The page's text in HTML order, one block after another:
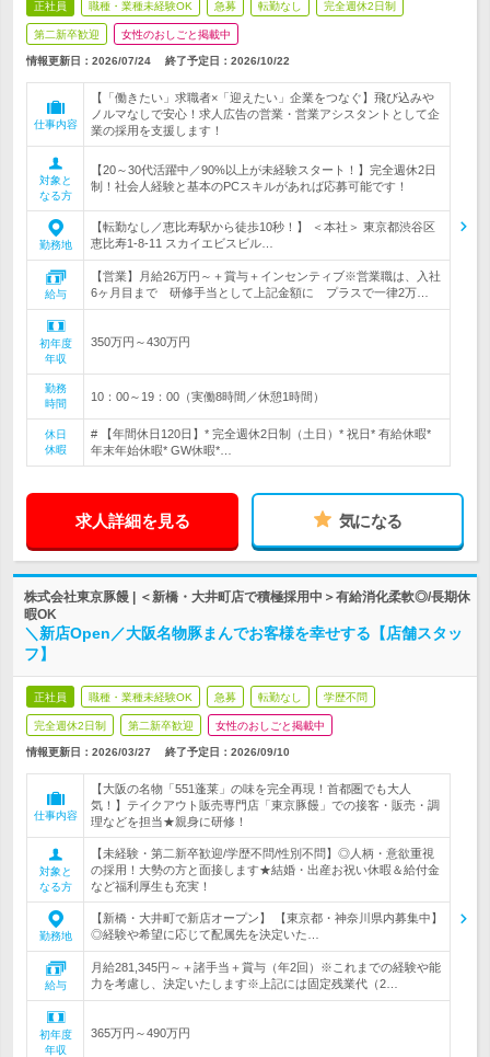
正社員 職種・業種未経験OK 急募 転勤なし 完全週休2日制
第二新卒歓迎 女性のおしごと掲載中
情報更新日：2026/07/24 終了予定日： 2026/10/22
仕事内容
【「働きたい」求職者×「迎えたい」企業をつなぐ】飛び込みや
ノルマなしで安心！求人広告の営業・営業アシスタントとして企
業の採用を支援します！
対象と
なる方
【20～30代活躍中／90%以上が未経験スタート！】完全週休2日
制！社会人経験と基本のPCスキルがあれば応募可能です！
勤務地
【転勤なし／恵比寿駅から徒歩10秒！】 ＜本社＞ 東京都渋谷区
恵比寿1-8-11 スカイエビスビル…
給与
【営業】月給26万円～＋賞与＋インセンティブ※営業職は、入社
6ヶ月目まで 研修手当として上記金額に プラスで一律2万…
初年度
年収
350万円～430万円
勤務
時間
10：00～19：00（実働8時間／休憩1時間）
休日
休暇
# 【年間休日120日】* 完全週休2日制（土日）* 祝日* 有給休暇*
年末年始休暇* GW休暇*…
求人詳細を見る 気になる
株式会社東京豚饅 | ＜新橋・大井町店で積極採用中＞有給消化柔軟◎/長期休
暇OK
＼新店Open／大阪名物豚まんでお客様を幸せする【店舗スタッ
フ】
正社員 職種・業種未経験OK 急募 転勤なし 学歴不問
完全週休2日制 第二新卒歓迎 女性のおしごと掲載中
情報更新日：2026/03/27 終了予定日： 2026/09/10
仕事内容
【大阪の名物「551蓬莱」の味を完全再現！首都圏でも大人
気！】テイクアウト販売専門店「東京豚饅」での接客・販売・調
理などを担当★親身に研修！
対象と
なる方
【未経験・第二新卒歓迎/学歴不問/性別不問】◎人柄・意欲重視
の採用！大勢の方と面接します★結婚・出産お祝い休暇＆給付金
など福利厚生も充実！
勤務地
【新橋・大井町で新店オープン】 【東京都・神奈川県内募集中】
◎経験や希望に応じて配属先を決定いた…
給与
月給281,345円～＋諸手当＋賞与（年2回）※これまでの経験や能
力を考慮し、決定いたします※上記には固定残業代（2…
初年度
年収
365万円～490万円